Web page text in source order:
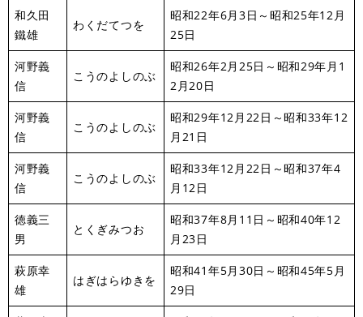
和久田
鐵雄
わくだてつを
昭和22年6月3日～昭和25年12月
25日
河野義
信
こうのよしのぶ
昭和26年2月25日～昭和29年月1
2月20日
河野義
信
こうのよしのぶ
昭和29年12月22日～昭和33年12
月21日
河野義
信
こうのよしのぶ
昭和33年12月22日～昭和37年4
月12日
徳義三
男
とくぎみつお
昭和37年8月11日～昭和40年12
月23日
萩原幸
雄
はぎはらゆきを
昭和41年5月30日～昭和45年5月
29日